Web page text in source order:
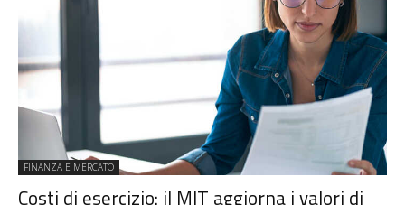
FINANZA E MERCATO
Costi di esercizio: il MIT aggiorna i valori di